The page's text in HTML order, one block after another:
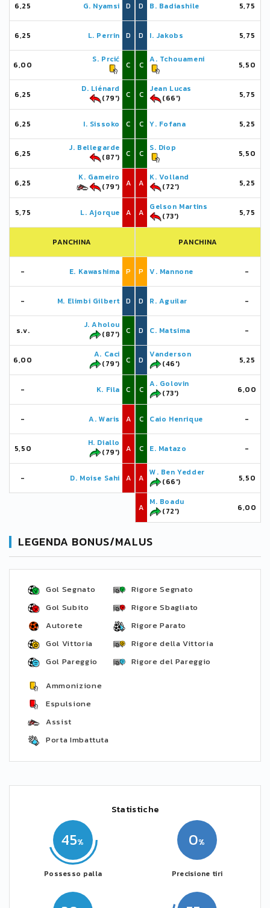
6,25 G. Nyamsi D
6,25 L. Perrin D
6,00
S. Prcić
C
6,25
D. Liénard
(79')
C
6,25 I. Sissoko C
6,25
J. Bellegarde
(87')
C
6,25
K. Gameiro
(79')
A
5,75 L. Ajorque A
PANCHINA
- E. Kawashima P
- M. Elimbi Gilbert D
s.v.
J. Aholou
(87')
C
6,00
A. Caci
(79')
C
- K. Fila C
- A. Waris A
5,50
H. Diallo
(79')
A
- D. Moise Sahi A
D B. Badiashile 5,75
D I. Jakobs 5,75
C
A. Tchouameni
5,50
C
Jean Lucas
(66')
5,75
C Y. Fofana 5,25
C
S. Diop
5,50
A
K. Volland
(72')
5,25
A
Gelson Martins
(73')
5,75
PANCHINA
P V. Mannone -
D R. Aguilar -
D C. Matsima -
D
Vanderson
(46')
5,25
C
A. Golovin
(73')
6,00
C Caio Henrique -
C E. Matazo -
A
W. Ben Yedder
(66')
5,50
A
M. Boadu
(72')
6,00
LEGENDA BONUS/MALUS
Gol Segnato
Gol Subito
Autorete
Gol Vittoria
Gol Pareggio
Rigore Segnato
Rigore Sbagliato
Rigore Parato
Rigore della Vittoria
Rigore del Pareggio
Ammonizione
Espulsione
Assist
Porta Imbattuta
Statistiche
45
Possesso palla
0
Precisione tiri